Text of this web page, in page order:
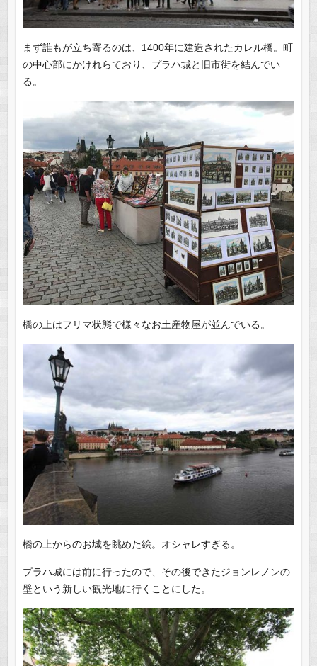
まず誰もが立ち寄るのは、1400年に建造されたカレル橋。町
の中心部にかけれらており、プラハ城と旧市街を結んでい
る。
橋の上はフリマ状態で様々なお土産物屋が並んでいる。
橋の上からのお城を眺めた絵。オシャレすぎる。
プラハ城には前に行ったので、その後できたジョンレノンの
壁という新しい観光地に行くことにした。